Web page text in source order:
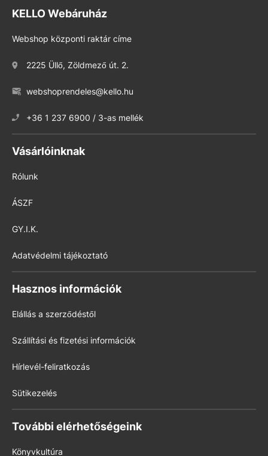
KELLO Webáruház
Webshop központi raktár címe
2225 Üllő, Zöldmező út. 2.
webshoprendeles@kello.hu
+36 1 237 6900 / 3-as mellék
Vásárlóinknak
Rólunk
ÁSZF
GY.I.K.
Adatvédelmi tájékoztató
Hasznos információk
Elállás a szerződéstől
Szállítási és fizetési információk
Hírlevél-feliratkozás
Sütikezelés
További elérhetőségeink
Könyvkultúra